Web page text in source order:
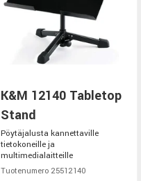
K&M 12140 Tabletop
Stand
Pöytäjalusta kannettaville
tietokoneille ja
multimedialaitteille
Tuotenumero 25512140